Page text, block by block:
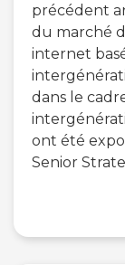
précédent
du marché
internet
dans le
ont été
Senior